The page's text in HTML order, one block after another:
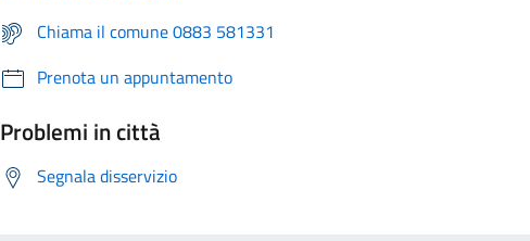
Chiama il comune 0883 581331
Prenota un appuntamento
Problemi in città
Segnala disservizio